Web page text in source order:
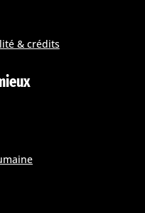
& crédits